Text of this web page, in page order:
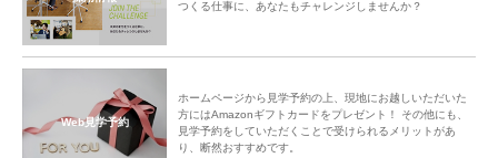
つくる仕事に、あなたもチャレンジしませんか？
Web見学予約
ホームページから見学予約の上、現地にお越しいただいた
方にはAmazonギフトカードをプレゼント！ その他にも、
見学予約をしていただくことで受けられるメリットがあ
り、断然おすすめです。